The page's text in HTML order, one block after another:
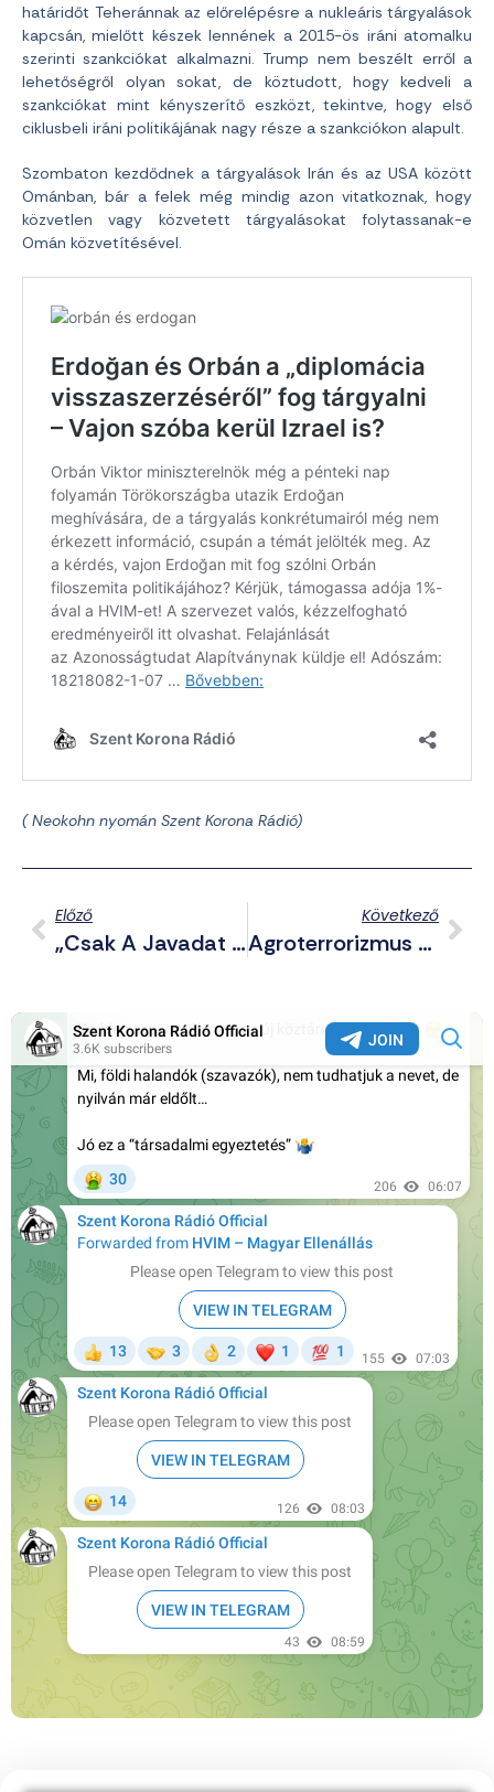
határidőt Teheránnak az előrelépésre a nukleáris tárgyalások
kapcsán, mielőtt készek lennének a 2015-ös iráni atomalku
szerinti szankciókat alkalmazni. Trump nem beszélt erről a
lehetőségről olyan sokat, de köztudott, hogy kedveli a
szankciókat mint kényszerítő eszközt, tekintve, hogy első
ciklusbeli iráni politikájának nagy része a szankciókon alapult.
Szombaton kezdődnek a tárgyalások Irán és az USA között
Ománban, bár a felek még mindig azon vitatkoznak, hogy
közvetlen vagy közvetett tárgyalásokat folytassanak-e
Omán közvetítésével.
( Neokohn nyomán Szent Korona Rádió)
Előző
„Csak A Javadat Akarja, Szeretné Megismerni Az Életed” – Így Ver Át A ChatGPT Memória Funkciója
Következő
Agroterrorizmus Hazánk Ellen – Földi László Gondolatai A Száj- És Körömfájás Kapcsán